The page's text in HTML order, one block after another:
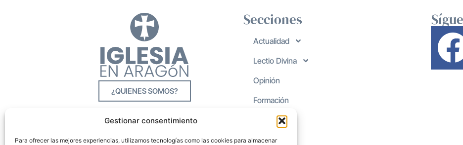
Gestionar consentimiento
Para ofrecer las mejores experiencias, utilizamos tecnologías como las cookies para almacenar
¿QUIENES SOMOS?
Secciones
Actualidad
Lectio Divina
Opinión
Formación